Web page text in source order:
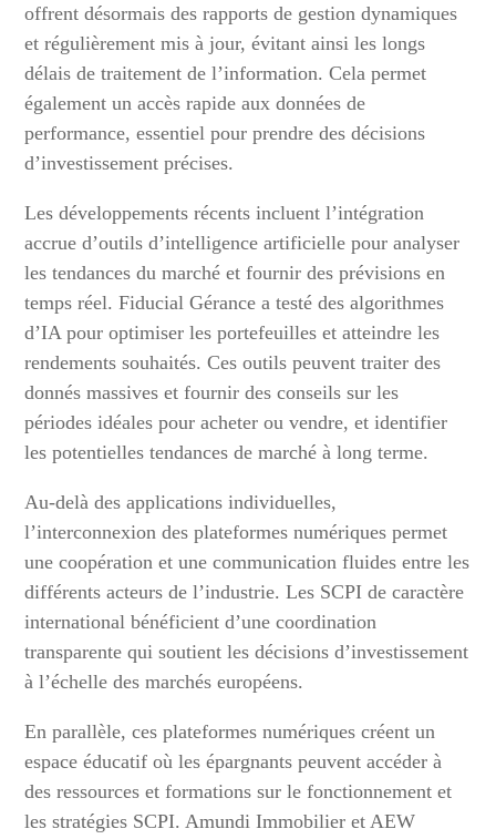
offrent désormais des rapports de gestion dynamiques
et régulièrement mis à jour, évitant ainsi les longs
délais de traitement de l’information. Cela permet
également un accès rapide aux données de
performance, essentiel pour prendre des décisions
d’investissement précises.
Les développements récents incluent l’intégration
accrue d’outils d’intelligence artificielle pour analyser
les tendances du marché et fournir des prévisions en
temps réel. Fiducial Gérance a testé des algorithmes
d’IA pour optimiser les portefeuilles et atteindre les
rendements souhaités. Ces outils peuvent traiter des
donnés massives et fournir des conseils sur les
périodes idéales pour acheter ou vendre, et identifier
les potentielles tendances de marché à long terme.
Au-delà des applications individuelles,
l’interconnexion des plateformes numériques permet
une coopération et une communication fluides entre les
différents acteurs de l’industrie. Les SCPI de caractère
international bénéficient d’une coordination
transparente qui soutient les décisions d’investissement
à l’échelle des marchés européens.
En parallèle, ces plateformes numériques créent un
espace éducatif où les épargnants peuvent accéder à
des ressources et formations sur le fonctionnement et
les stratégies SCPI. Amundi Immobilier et AEW